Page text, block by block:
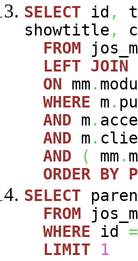
SELECT id ,
showtitle ,
FROM
LEFT JOIN
ON mm .
WHERE m .
AND m .
AND m .
AND
( mm .
ORDER BY
SELECT
FROM
WHERE id =
LIMIT
1